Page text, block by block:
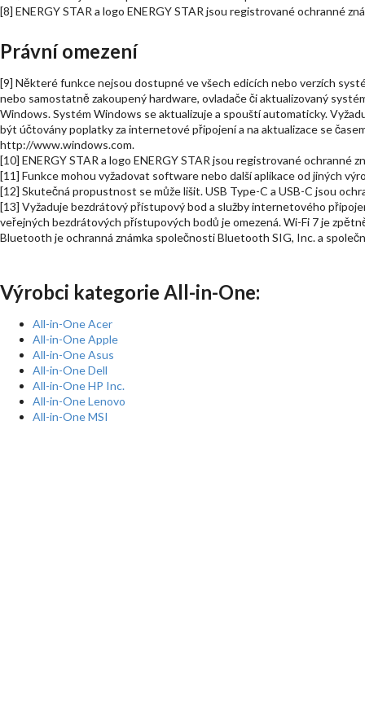
[8] ENERGY STAR a logo ENERGY STAR jsou registrované ochranné
Právní omezení
[9] Některé funkce nejsou dostupné ve všech edicích nebo verzích
nebo samostatně zakoupený hardware, ovladače či aktualizovaný
Windows. Systém Windows se aktualizuje a spouští automaticky.
být účtovány poplatky za internetové připojení a na aktualizace se
http://www.windows.com.
[10] ENERGY STAR a logo ENERGY STAR jsou registrované ochranné
[11] Funkce mohou vyžadovat software nebo další aplikace od jiných
[12] Skutečná propustnost se může lišit. USB Type-C a USB-C jsou
[13] Vyžaduje bezdrátový přístupový bod a služby internetového
veřejných bezdrátových přístupových bodů je omezená. Wi-Fi 7 je
Bluetooth je ochranná známka společnosti Bluetooth SIG, Inc. a
Výrobci kategorie All-in-One:
All-in-One Acer
All-in-One Apple
All-in-One Asus
All-in-One Dell
All-in-One HP Inc.
All-in-One Lenovo
All-in-One MSI